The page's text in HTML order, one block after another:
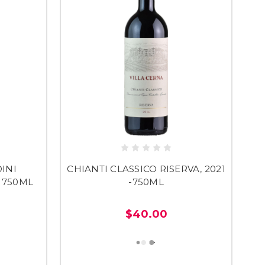
750ML
CHIANTI CLASSICO RISERVA, 2021
-750ML
$40.00